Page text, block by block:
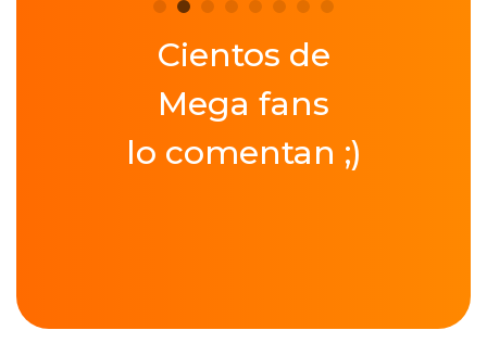
Cientos de
Mega fans
lo comentan ;)